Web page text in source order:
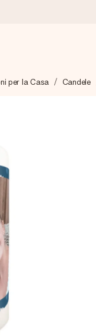
e lo spediamo in un
4,7 su Google
– con il suo nome,
il cuore. Nessuna
perfetto.
per la Casa Candele